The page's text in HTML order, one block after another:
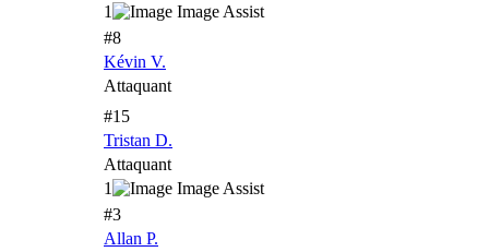
1
#8
Kévin V.
Attaquant
#15
Tristan D.
Attaquant
1
#3
Allan P.